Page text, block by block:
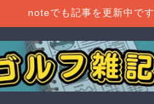
noteでも記事を更新中です